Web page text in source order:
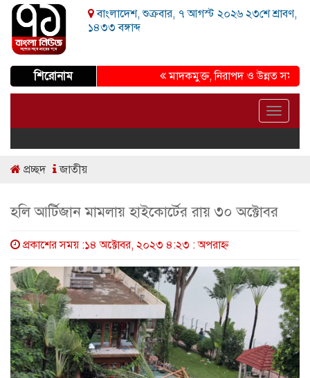
বাংলাদেশ, শুক্রবার, ৭ আগস্ট ২০২৬ ২৩শে শ্রাবণ,
১৪৩৩ বঙ্গাব্দ
শিরোনাম মাদকমুক্ত, নিরাপদ ও উন্নত সমাজ গড়ার
Toggle
প্রচ্ছদ জাতীয়
হলি আর্টিজান মামলায় হাইকোর্টের রায় ৩০ অক্টোবর
প্রকাশের সময় :১৪ অক্টোবর, ২০২৩ ৪:২৩ : অপরাহ্ণ